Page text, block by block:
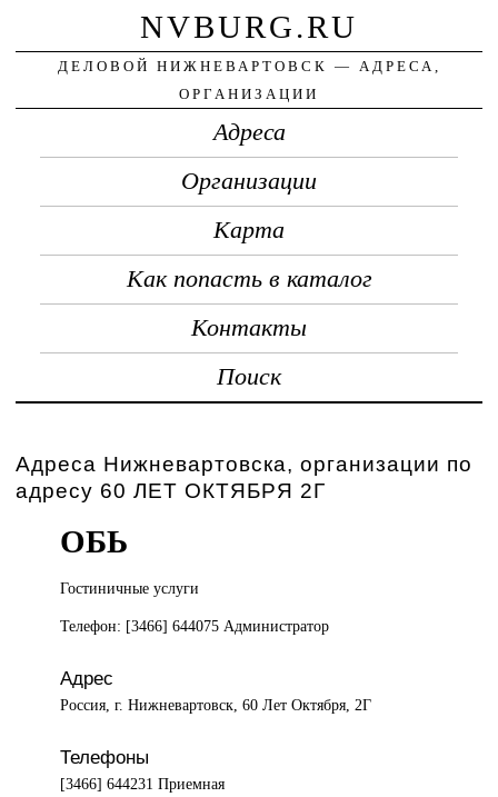
NVBURG.RU
ДЕЛОВОЙ НИЖНЕВАРТОВСК — АДРЕСА,
ОРГАНИЗАЦИИ
Адреса
Организации
Карта
Как попасть в каталог
Контакты
Поиск
Адреса Нижневартовска, организации по
адресу 60 ЛЕТ ОКТЯБРЯ 2Г
ОБЬ
Гостиничные услуги
Телефон: [3466] 644075 Администратор
Адрес
Россия, г. Нижневартовск, 60 Лет Октября, 2Г
Телефоны
[3466] 644231 Приемная